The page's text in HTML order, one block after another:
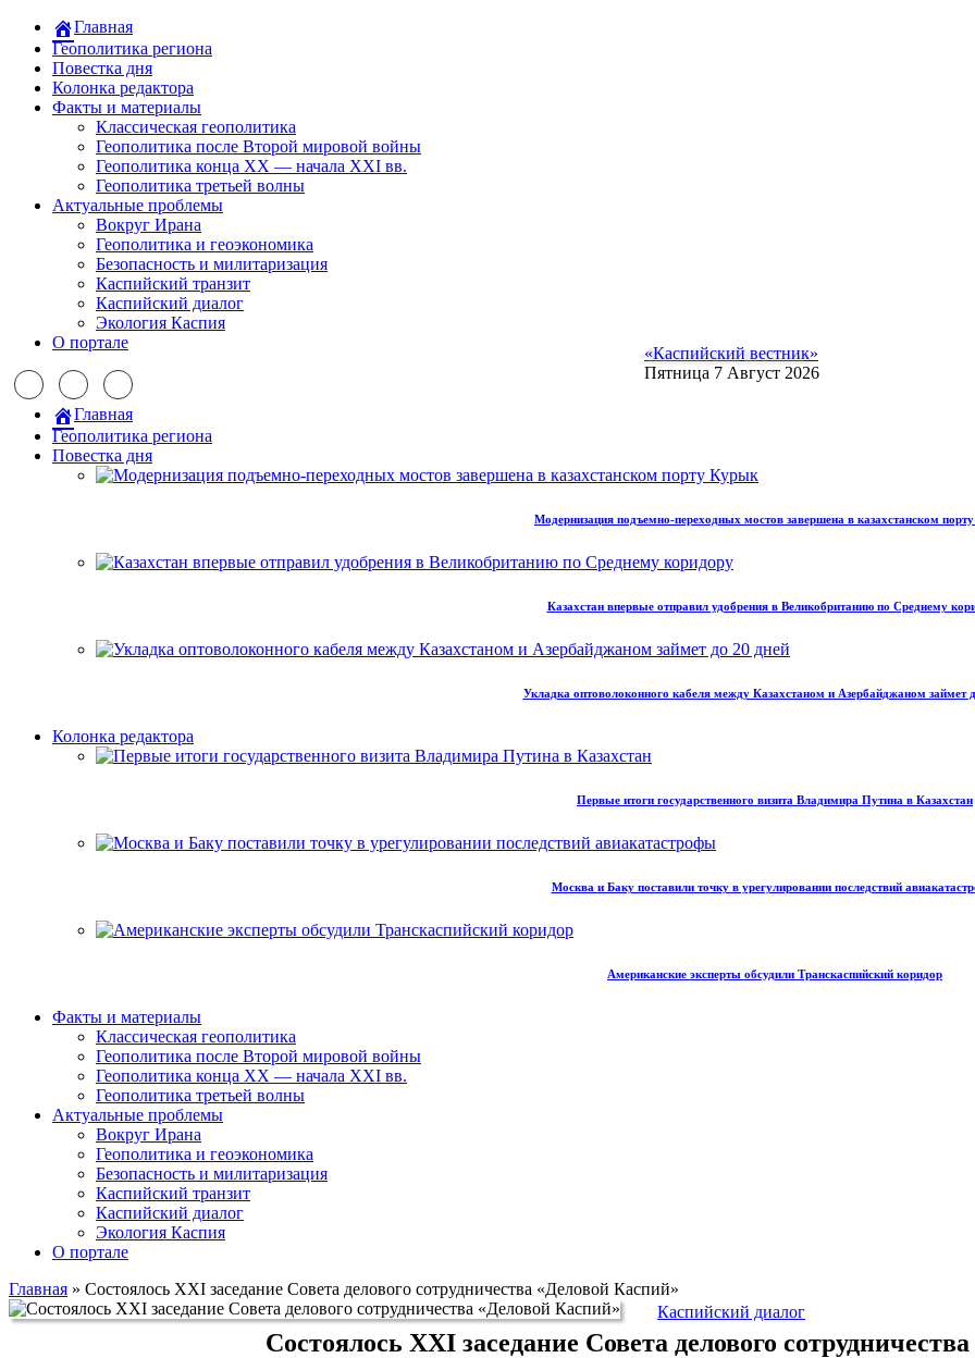
Главная
Геополитика региона
Повестка дня
Колонка редактора
Факты и материалы
Классическая геополитика
Геополитика после Второй мировой войны
Геополитика конца XX — начала XXI вв.
Геополитика третьей волны
Актуальные проблемы
Вокруг Ирана
Геополитика и геоэкономика
Безопасность и милитаризация
Каспийский транзит
Каспийский диалог
Экология Каспия
О портале
«Каспийский вестник»
Пятница 7 Август 2026
Главная
Геополитика региона
Повестка дня
Модернизация подъемно-переходных мостов завершена в казахстанском
Казахстан впервые отправил удобрения в Великобританию по Среднему
Укладка оптоволоконного кабеля между Казахстаном и Азербайджаном займет
Колонка редактора
Первые итоги государственного визита Владимира Путина в Казахстан
Москва и Баку поставили точку в урегулировании последствий
Американские эксперты обсудили Транскаспийский коридор
Факты и материалы
Классическая геополитика
Геополитика после Второй мировой войны
Геополитика конца XX — начала XXI вв.
Геополитика третьей волны
Актуальные проблемы
Вокруг Ирана
Геополитика и геоэкономика
Безопасность и милитаризация
Каспийский транзит
Каспийский диалог
Экология Каспия
О портале
Главная » Состоялось XXI заседание Совета делового сотрудничества «Деловой Каспий»
Каспийский диалог
Состоялось XXI заседание Совета делового